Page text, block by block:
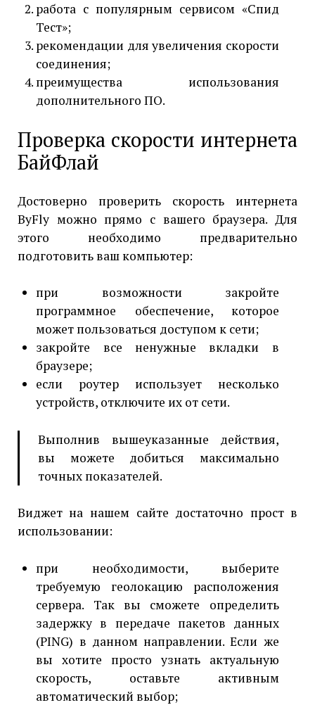
работа с популярным сервисом «Спид
Тест»;
рекомендации для увеличения скорости
соединения;
преимущества использования
дополнительного ПО.
Проверка скорости интернета
БайФлай
Достоверно проверить скорость интернета
ByFly можно прямо с вашего браузера. Для
этого необходимо предварительно
подготовить ваш компьютер:
при возможности закройте
программное обеспечение, которое
может пользоваться доступом к сети;
закройте все ненужные вкладки в
браузере;
если роутер использует несколько
устройств, отключите их от сети.
Выполнив вышеуказанные действия,
вы можете добиться максимально
точных показателей.
Виджет на нашем сайте достаточно прост в
использовании:
при необходимости, выберите
требуемую геолокацию расположения
сервера. Так вы сможете определить
задержку в передаче пакетов данных
(PING) в данном направлении. Если же
вы хотите просто узнать актуальную
скорость, оставьте активным
автоматический выбор;